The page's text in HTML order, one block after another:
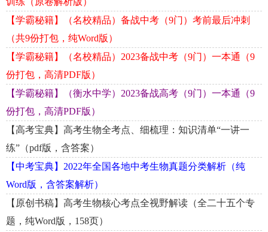
【学霸秘籍】（名校精品）备战中考（9门）考前最后冲刺
（共9份打包，纯Word版）
【学霸秘籍】（名校精品）2023备战中考（9门）一本通（9
份打包，高清PDF版）
【学霸秘籍】（衡水中学）2023备战高考（9门）一本通（9
份打包，高清PDF版）
【高考宝典】高考生物全考点、细梳理：知识清单“一讲一
练”（pdf版，含答案）
【中考宝典】2022年全国各地中考生物真题分类解析（纯
Word版，含答案解析）
【原创书稿】高考生物核心考点全视野解读（全二十五个专
题，纯Word版，158页）